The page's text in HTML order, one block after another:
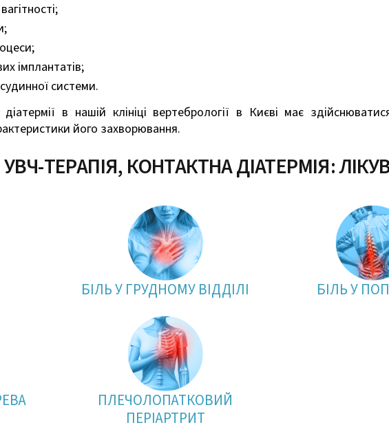
імплантатів;
системи.
діатермії в нашій клініці вертебрології в Києві має
його захворювання.
ТЕРАПІЯ, КОНТАКТНА ДІАТЕРМІЯ:
БІЛЬ У ГРУДНОМУ ВІДДІЛІ БІЛЬ У
ПЛЕЧОЛОПАТКОВИЙ
ПЕРІАРТРИТ